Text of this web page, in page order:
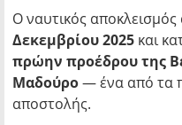
Ο ναυτικός αποκλεισμός
Δεκεμβρίου 2025 και
πρώην προέδρου της
Μαδούρο— ένα από τα
αποστολής.